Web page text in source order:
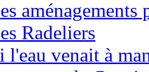
Radeliers
l'eau venait à